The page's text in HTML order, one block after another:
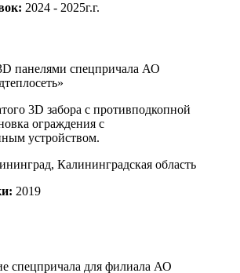
2024 - 2025г.г.
панелями спецпричала АО
3D забора с противподкопной
ограждения с
устройством.
Калининградская область
2019
спецпричала для филиала АО